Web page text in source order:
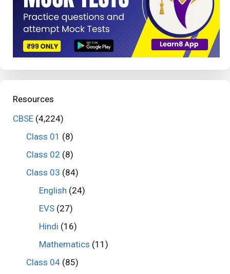
Resources
CBSE (4,224)
Class 01 (8)
Class 02 (8)
Class 03 (84)
English (24)
EVS (27)
Hindi (16)
Mathematics (11)
Class 04(85)